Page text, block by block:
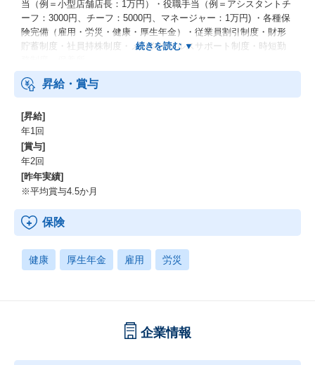
当（例＝小型店舗店長：1万円）・役職手当（例＝アシスタントチ
ーフ：3000円、チーフ：5000円、マネージャー：1万円) ・各種保
険完備（雇用・労災・健康・厚生年金）・従業員割引制度・財形
貯蓄制度・社員持株制度・メンタルヘルスサポート制度・時短勤
昇給・賞与
[昇給]
年1回
[賞与]
年2回
[昨年実績]
※平均賞与4.5か月
保険
健康 厚生年金 雇用 労災
企業情報